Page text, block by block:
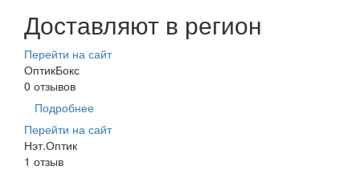
Доставляют в регион
Перейти на сайт
ОптикБокс
0 отзывов
Подробнее
Перейти на сайт
Нэт.Оптик
1 отзыв